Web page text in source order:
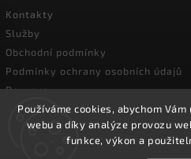
Používáme cookies, abychom
webu a díky analýze provozu
funkce, výkon a
Kontakty
Služby
Obchodní podmínky
Podmínky ochrany osobních údajů
Doprava
Blog zahradní techniky